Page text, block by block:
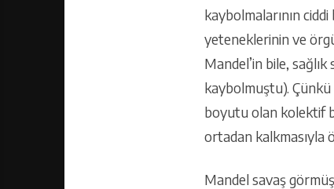
kaybolmalarının
yeteneklerinin ve
Mandel’in bile,
kaybolmuştu).
boyutu olan kolektif
ortadan kalkmasıyla
Mandel savaş